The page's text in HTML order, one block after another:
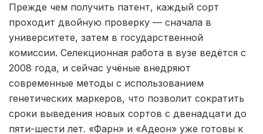
Прежде чем получить патент, каждый сорт
проходит двойную проверку — сначала в
университете, затем в государственной
комиссии. Селекционная работа в вузе ведётся с
2008 года, и сейчас учёные внедряют
современные методы с использованием
генетических маркеров, что позволит сократить
сроки выведения новых сортов с двенадцати до
пяти-шести лет. «Фарн» и «Адеон» уже готовы к